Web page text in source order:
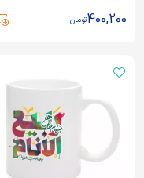
400,200تومان